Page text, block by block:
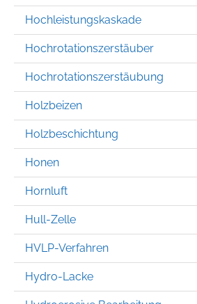
Hochleistungskaskade
Hochrotationszerstäuber
Hochrotationszerstäubung
Holzbeizen
Holzbeschichtung
Honen
Hornluft
Hull-Zelle
HVLP-Verfahren
Hydro-Lacke